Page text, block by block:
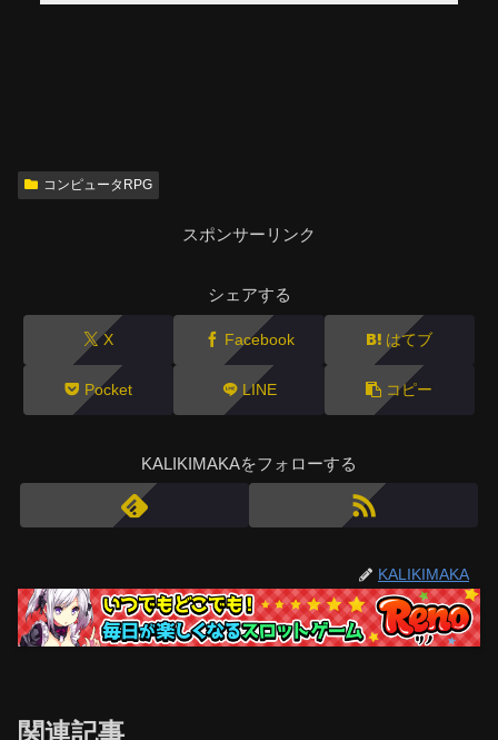
コンピュータRPG
スポンサーリンク
シェアする
X Facebook はてブ
Pocket LINE コピー
KALIKIMAKAをフォローする
KALIKIMAKA
関連記事